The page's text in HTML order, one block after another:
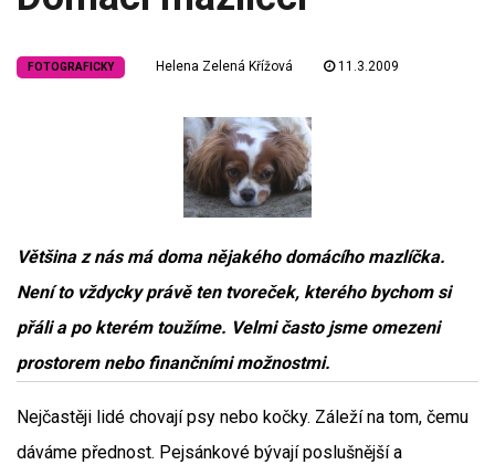
FOTOGRAFICKY Helena Zelená Křížová 11.3.2009
Většina z nás má doma nějakého domácího mazlíčka.
Není to vždycky právě ten tvoreček, kterého bychom si
přáli a po kterém toužíme. Velmi často jsme omezeni
prostorem nebo finančními možnostmi.
Nejčastěji lidé chovají psy nebo kočky. Záleží na tom, čemu
dáváme přednost. Pejsánkové bývají poslušnější a